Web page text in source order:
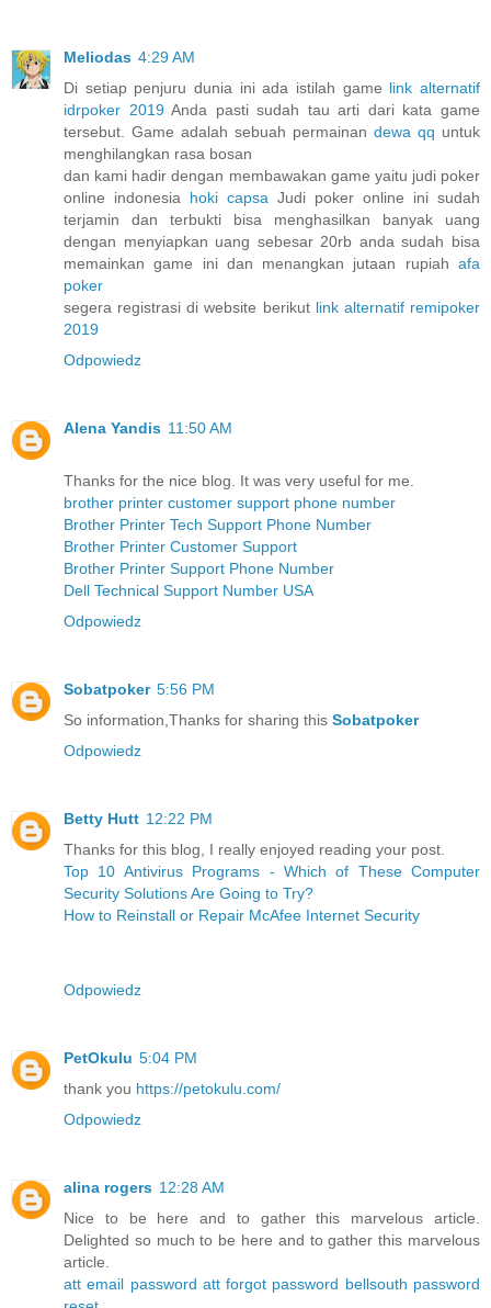
Meliodas 4:29 AM
Di setiap penjuru dunia ini ada istilah game link alternatif
idrpoker 2019Anda pasti sudah tau arti dari kata game
tersebut. Game adalah sebuah permainan dewa qq untuk
menghilangkan rasa bosan
dan kami hadir dengan membawakan game yaitu judi poker
online indonesia hoki capsa Judi poker online ini sudah
terjamin dan terbukti bisa menghasilkan banyak uang
dengan menyiapkan uang sebesar 20rb anda sudah bisa
memainkan game ini dan menangkan jutaan rupiah afa
poker
segera registrasi di website berikut link alternatif remipoker
2019
Odpowiedz
Alena Yandis 11:50 AM
Thanks for the nice blog. It was very useful for me.
brother printer customer support phone number
Brother Printer Tech Support Phone Number
Brother Printer Customer Support
Brother Printer Support Phone Number
Dell Technical Support Number USA
Odpowiedz
Sobatpoker 5:56 PM
So information,Thanks for sharing this Sobatpoker
Odpowiedz
Betty Hutt 12:22 PM
Thanks for this blog, I really enjoyed reading your post.
Top 10 Antivirus Programs - Which of These Computer
Security Solutions Are Going to Try?
How to Reinstall or Repair McAfee Internet Security
Odpowiedz
PetOkulu 5:04 PM
thank you https://petokulu.com/
Odpowiedz
alina rogers 12:28 AM
Nice to be here and to gather this marvelous article.
Delighted so much to be here and to gather this marvelous
article.
att email password att forgot password bellsouth password